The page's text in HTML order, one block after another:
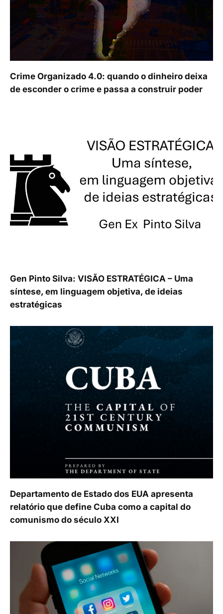
Crime Organizado 4.0: quando o dinheiro deixa
de esconder o crime e passa a construir poder
Gen Pinto Silva: VISÃO ESTRATÉGICA – Uma
síntese, em linguagem objetiva, de ideias
estratégicas
Departamento de Estado dos EUA apresenta
relatório que define Cuba como a capital do
comunismo do século XXI